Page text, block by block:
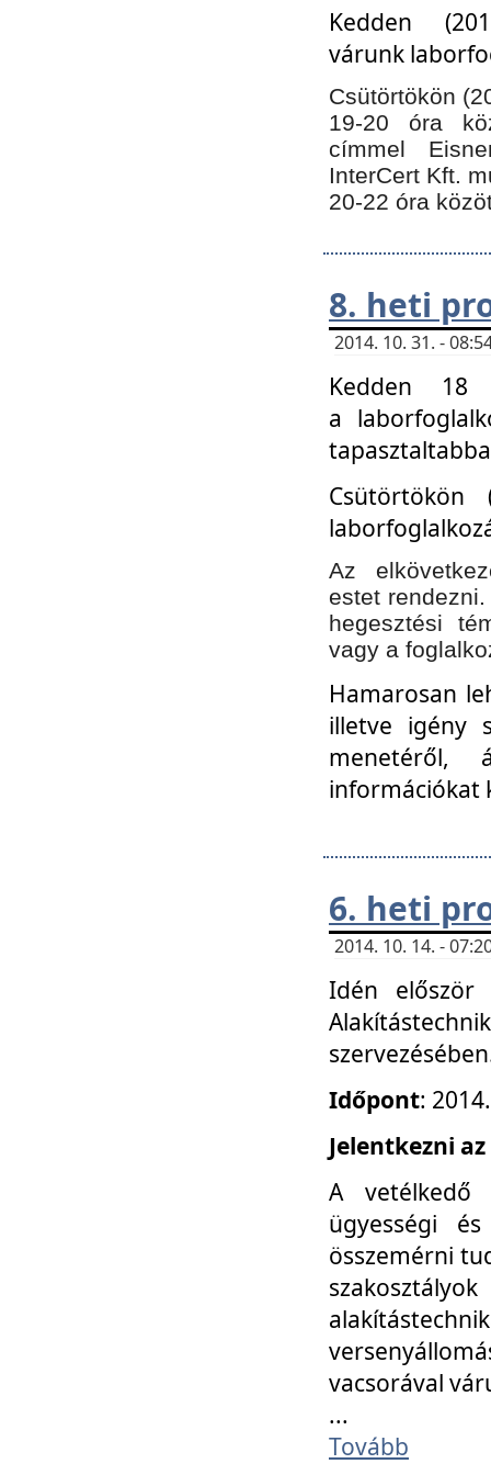
Kedden
várunk
Csütörtökön
19-20 óra
címmel
InterCert Kft.
20-22 óra
8. heti
2014. 10. 31. -
Kedden 18
a
Az
estet
hegesztési
vagy a
Hamarosan
illetve igény
menetéről,
információkat
6. heti
2014. 10. 14. -
Idén
Időpont:
Jelentkezni az
A vetélkedő
ügyességi
összemérni
vacsorával
...
Tovább